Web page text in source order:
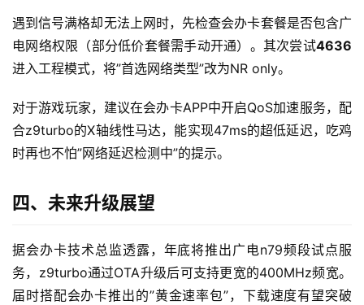
带
随
W
i
F
i
快
更
多
遇到信号满格却无法上网时，先检查会办卡套餐是否包含广
电网络权限（部分低价套餐需手动开通）。其次尝试4636
进入工程模式，将”首选网络类型”改为NR only。
对于游戏玩家，建议在会办卡APP中开启QoS加速服务，配
合z9turbo的X轴线性马达，能实现47ms的超低延迟，吃鸡
时再也不怕”网络延迟检测中”的提示。
四、未来升级展望
据会办卡技术总监透露，年底将推出广电n79频段试点服
务，z9turbo通过OTA升级后可支持更宽的400MHz频宽。
届时搭配会办卡推出的”黄金速率包”，下载速度有望突破